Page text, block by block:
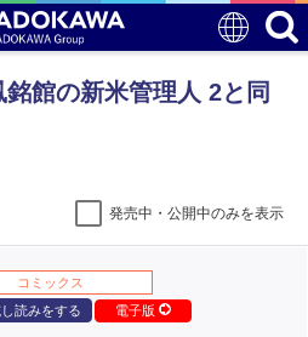
館の新米管理人 2と同
発売中・公開中のみを表示
コミックス
読みをする
電子版